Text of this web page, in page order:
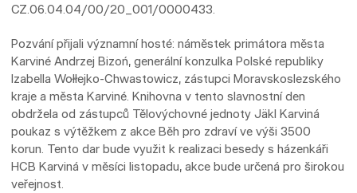
CZ.06.04.04/00/20_001/0000433.
Pozvání přijali významní hosté: náměstek primátora města
Karviné Andrzej Bizoń, generální konzulka Polské republiky
Izabella Wołłejko-Chwastowicz, zástupci Moravskoslezského
kraje a města Karviné. Knihovna v tento slavnostní den
obdržela od zástupců Tělovýchovné jednoty Jäkl Karviná
poukaz s výtěžkem z akce Běh pro zdraví ve výši 3500
korun. Tento dar bude využit k realizaci besedy s házenkáři
HCB Karviná v měsíci listopadu, akce bude určená pro širokou
veřejnost.